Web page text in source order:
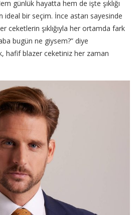
günlük hayatta hem de işte şıklığı
ideal bir seçim. İnce astarı sayesinde
ceketlerin şıklığıyla her ortamda fark
bugün ne giysem?” diye
hafif blazer ceketiniz her zaman